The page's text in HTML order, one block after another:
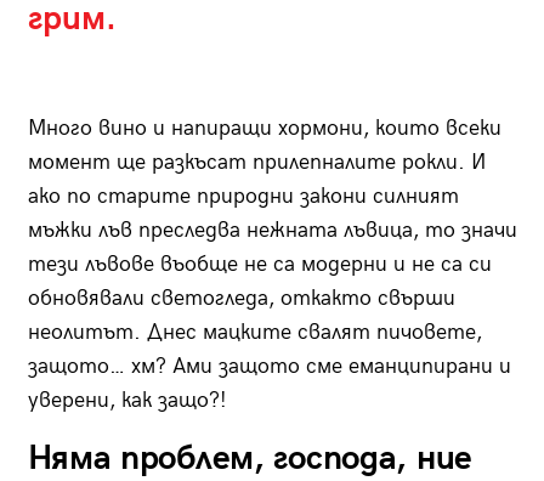
грим.
Много вино и напиращи хормони, които всеки
момент ще разкъсат прилепналите рокли. И
ако по старите природни закони силният
мъжки лъв преследва нежната лъвица, то значи
тези лъвове въобще не са модерни и не са си
обновявали светогледа, откакто свърши
неолитът. Днес мацките свалят пичовете,
защото… хм? Ами защото сме еманципирани и
уверени, как защо?!
Няма проблем, господа, ние